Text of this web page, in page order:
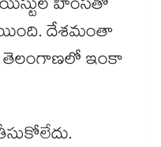
హింసతో
దేశమంతా
ఇంకా